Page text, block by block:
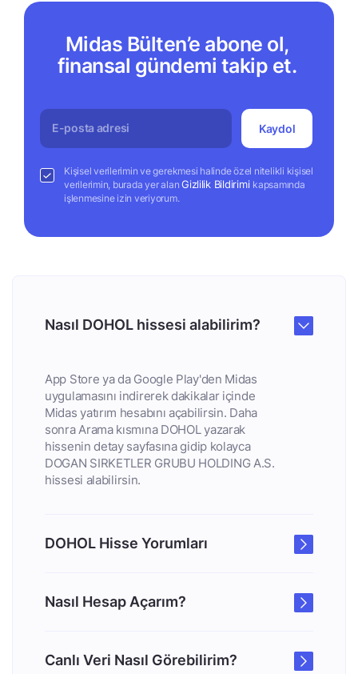
Midas Bülten’e abone ol,
finansal gündemi takip et.
Kaydol
Kişisel verilerimin ve gerekmesi halinde özel nitelikli kişisel
verilerimin, burada yer alanGizlilik Bildirimi kapsamında
işlenmesine izin veriyorum.
Nasıl DOHOL hissesi alabilirim?
App Store ya da Google Play'den Midas
uygulamasını indirerek dakikalar içinde
Midas yatırım hesabını açabilirsin. Daha
sonra Arama kısmına DOHOL yazarak
hissenin detay sayfasına gidip kolayca
DOGAN SIRKETLER GRUBU HOLDING A.S.
hissesi alabilirsin.
DOHOL Hisse Yorumları
Nasıl Hesap Açarım?
Canlı Veri Nasıl Görebilirim?